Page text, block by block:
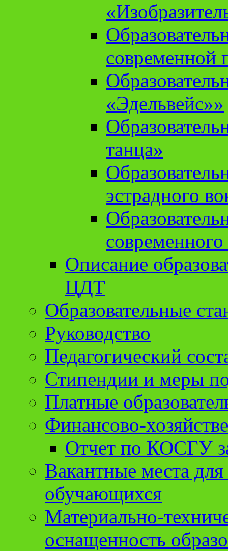
современной
«Эдельвейс»»
танца»
эстрадного
Описание
ЦДТ
Образовательные
Руководство
Педагогический
Стипендии и меры
Платные
Финансово-
Отчет по КОСГУ
Вакантные места
обучающихся
Материально-
оснащенность